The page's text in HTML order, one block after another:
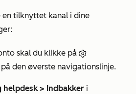
en tilknyttet kanal i dine
skal du klikke på
på den øverste navigationslinje.
helpdesk > Indbakker i